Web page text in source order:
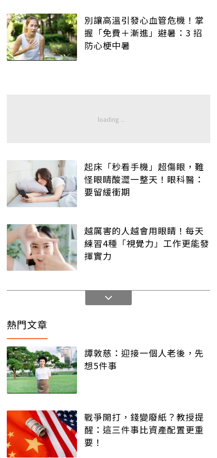
別讓高溫引發心血管危機！掌
握「免費＋漸進」避暑：3 招
防心梗中暑
起床「秒看手機」超傷眼，難
怪眼睛酸澀一整天！眼科醫：
要留緩衝期
越厲害的人越會用眼睛！每天
練習4種「視覺力」工作更能發
揮實力
熱門文章
譚敦慈：迎接一個人老後，先
想5件事
戰爭開打，錢變廢紙？教授提
醒：這三件事比資產配置更重
要！